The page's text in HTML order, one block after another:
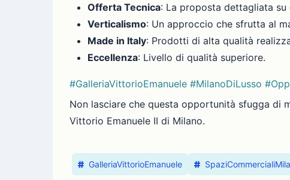
Offerta Tecnica: La proposta dettagliata
Verticalismo: Un approccio che sfrutta al
Made in Italy: Prodotti di alta qualità
Eccellenza: Livello di qualità superiore.
#GalleriaVittorioEmanuele #MilanoDiLusso
Non lasciare che questa opportunità sfugga di
Vittorio Emanuele II di Milano.
GalleriaVittorioEmanuele